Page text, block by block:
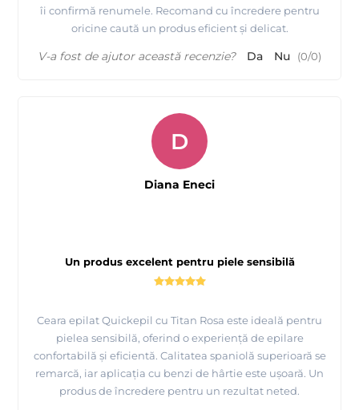
îi confirmă renumele. Recomand cu încredere pentru
oricine caută un produs eficient și delicat.
V-a fost de ajutor această recenzie? Da Nu (0/0)
Un produs excelent pentru piele sensibilă
Ceara epilat Quickepil cu Titan Rosa este ideală pentru
pielea sensibilă, oferind o experiență de epilare
confortabilă și eficientă. Calitatea spaniolă superioară se
remarcă, iar aplicația cu benzi de hârtie este ușoară. Un
produs de încredere pentru un rezultat neted.
D
Diana Eneci